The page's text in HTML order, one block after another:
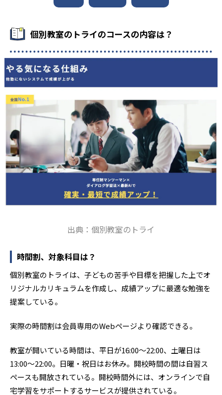
個別教室のトライのコースの内容は？
出典：個別教室のトライ
時間割、対象科目は？
個別教室のトライは、子どもの苦手や目標を把握した上でオ
リジナルカリキュラムを作成し、成績アップに最適な勉強を
提案している。
実際の時間割は会員専用のWebページより確認できる。
教室が開いている時間は、平日が16:00～22:00、土曜日は
13:00～22:00。日曜・祝日はお休み。開校時間の間は自習ス
ペースも開放されている。開校時間外には、オンラインで自
宅学習をサポートするサービスが提供されている。